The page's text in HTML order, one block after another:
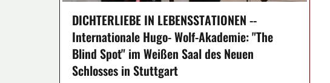
DICHTERLIEBE IN LEBENSSTATIONEN --
Internationale Hugo- Wolf-Akademie: "The
Blind Spot" im Weißen Saal des Neuen
Schlosses in Stuttgart